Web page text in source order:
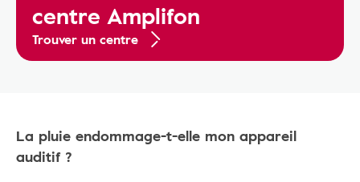
centre Amplifon
Trouver un centre
La pluie endommage-t-elle mon appareil
auditif ?